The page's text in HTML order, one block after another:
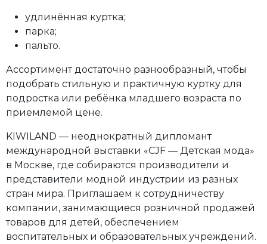
Новинка
( 2)
Коллекция
Зима
(2)
Цвет
удлинённая куртка;
парка;
пальто.
Ассортимент достаточно разнообразный, чтобы
подобрать стильную и практичную куртку для
подростка или ребёнка младшего возраста по
приемлемой цене.
KIWILAND — неоднократный дипломант
международной выставки «CJF — Детская мода»
в Москве, где собираются производители и
представители модной индустрии из разных
стран мира. Приглашаем к сотрудничеству
компании, занимающиеся розничной продажей
товаров для детей, обеспечением
воспитательных и образовательных учреждений.